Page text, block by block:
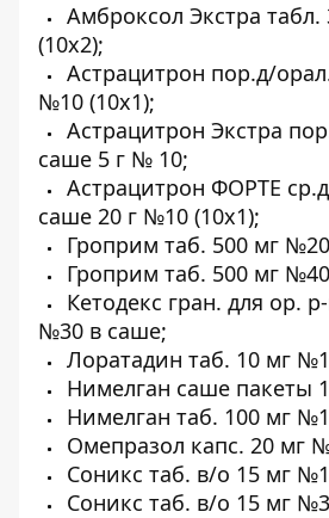
Амброксол Экстра
(10х2);
Астрацитрон пор.д/
№10 (10х1);
Астрацитрон Экстра
саше 5 г № 10;
Астрацитрон ФОРТЕ
саше 20 г №10 (10х1);
Гроприм таб. 500 мг
Гроприм таб. 500 мг
Кетодекс гран. для ор.
№30 в саше;
Лоратадин таб. 10 мг
Нимелган саше пакеты
Нимелган таб. 100 мг
Омепразол капс. 20 мг
Соникс таб. в/о 15 мг
Соникс таб. в/о 15 мг